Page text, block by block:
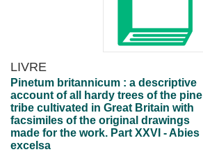
LIVRE
Pinetum britannicum : a descriptive
account of all hardy trees of the pine
tribe cultivated in Great Britain with
facsimiles of the original drawings
made for the work. Part XXVI - Abies
excelsa